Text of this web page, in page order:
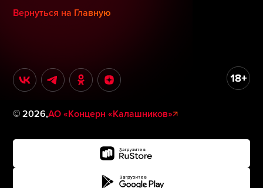
Вернуться на Главную
©2026,АО «Концерн «Калашников»